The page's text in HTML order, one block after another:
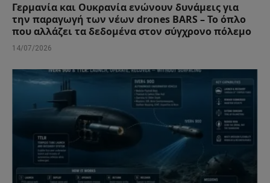
Γερμανία και Ουκρανία ενώνουν δυνάμεις για
την παραγωγή των νέων drones BARS – Το όπλο
που αλλάζει τα δεδομένα στον σύγχρονο πόλεμο
14/07/2026